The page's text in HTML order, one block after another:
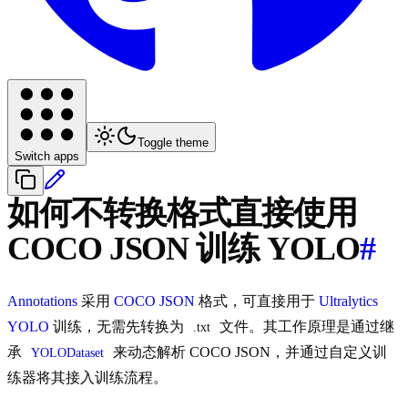
Switch apps
Toggle theme
如何不转换格式直接使用
COCO JSON 训练 YOLO#
Annotations 采用 COCO JSON 格式，可直接用于 Ultralytics
YOLO 训练，无需先转换为 .txt
文件。其工作原理是通过继
承
YOLODataset
来动态解析 COCO JSON，并通过自定义训
练器将其接入训练流程。